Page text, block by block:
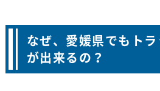
なぜ、愛媛県でもト
が出来るの？